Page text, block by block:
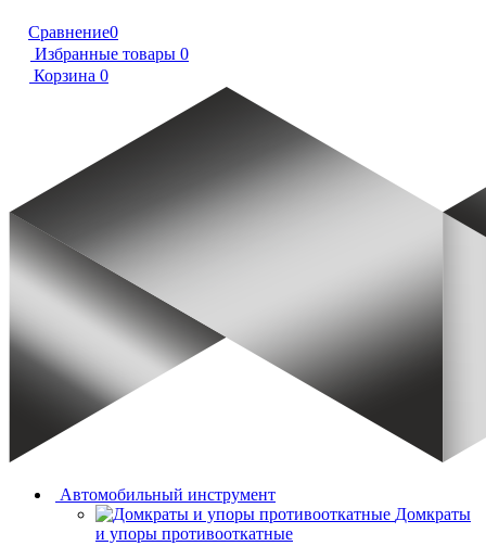
Сравнение0
Избранные товары 0
Корзина 0
Автомобильный инструмент
Домкраты
и упоры противооткатные